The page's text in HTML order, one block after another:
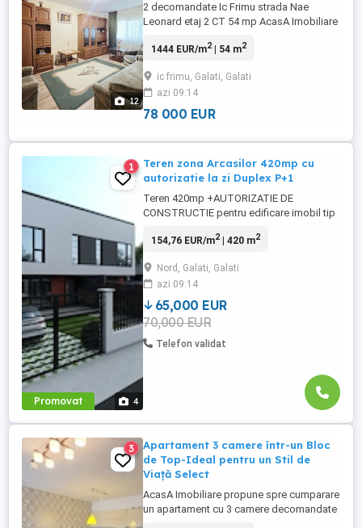
12
2 decomandate Ic Frimu strada Nae
Leonard etaj 2 CT 54 mp AcasA Imobiliare
apartament format din doua camere si
strada Nae Leonard, mai precis la C-uri. De
mentionat este faptul ca apartamentele de
acest tip nu apar asa ...
1444 EUR/m2| 54 m2
ic frimu, Galati, Galati
azi 09:14
78 000 EUR
Promovat 4
1
Teren zona Arcasilor 420mp cu
autorizatie la zi Duplex P+1
Teren 420mp +AUTORIZATIE DE
CONSTRUCTIE pentru edificare imobil tip
teren, noul proprietar poate demara
salva astfel o perioada birocratica de cel
putin 12 luni pentru toate aceste
documentatii si nu in ultimul rand, costuri
...
154,76 EUR/m2| 420 m2
Nord, Galati, Galati
azi 09:14
65,000 EUR
70,000 EUR
Telefon validat
3
Apartament 3 camere într-un Bloc
de Top-Ideal pentru un Stil de
Viață Select
AcasA Imobiliare propune spre cumparare
un apartament cu 3 camere decomandate